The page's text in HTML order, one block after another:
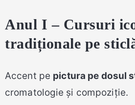
Anul I – Cursuri
tradiționale pe
Accent pe pictura pe dosul
cromatologie și compoziție.